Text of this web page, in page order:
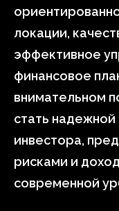
локации,
эффективное
финансовое
внимательном
стать
инвестора,
рисками и
современной